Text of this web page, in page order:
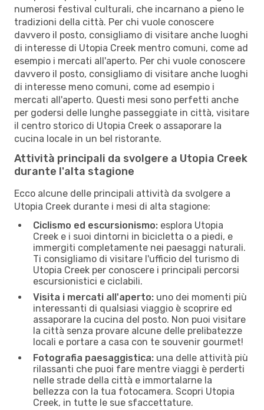
numerosi festival culturali, che incarnano a pieno le
tradizioni della città. Per chi vuole conoscere
davvero il posto, consigliamo di visitare anche luoghi
di interesse di Utopia Creek mentro comuni, come ad
esempio i mercati all'aperto. Per chi vuole conoscere
davvero il posto, consigliamo di visitare anche luoghi
di interesse meno comuni, come ad esempio i
mercati all'aperto. Questi mesi sono perfetti anche
per godersi delle lunghe passeggiate in città, visitare
il centro storico di Utopia Creek o assaporare la
cucina locale in un bel ristorante.
Attività principali da svolgere a Utopia Creek
durante l'alta stagione
Ecco alcune delle principali attività da svolgere a
Utopia Creek durante i mesi di alta stagione:
Ciclismo ed escursionismo: esplora Utopia
Creek e i suoi dintorni in bicicletta o a piedi, e
immergiti completamente nei paesaggi naturali.
Ti consigliamo di visitare l'ufficio del turismo di
Utopia Creek per conoscere i principali percorsi
escursionistici e ciclabili.
Visita i mercati all'aperto: uno dei momenti più
interessanti di qualsiasi viaggio è scoprire ed
assaporare la cucina del posto. Non puoi visitare
la città senza provare alcune delle prelibatezze
locali e portare a casa con te souvenir gourmet!
Fotografia paesaggistica: una delle attività più
rilassanti che puoi fare mentre viaggi è perderti
nelle strade della città e immortalarne la
bellezza con la tua fotocamera. Scopri Utopia
Creek, in tutte le sue sfaccettature.